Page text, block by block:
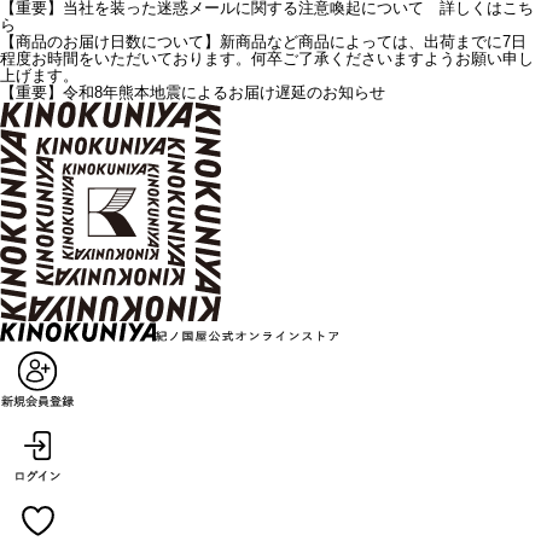
【重要】当社を装った迷惑メールに関する注意喚起について 詳しくはこち
ら
【商品のお届け日数について】新商品など商品によっては、出荷までに7日
程度お時間をいただいております。何卒ご了承くださいますようお願い申し
上げます。
【重要】令和8年熊本地震によるお届け遅延のお知らせ